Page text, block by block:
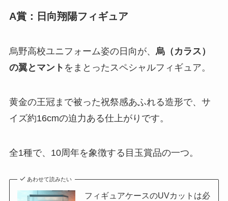
A賞：日向翔陽フィギュア
烏野高校ユニフォーム姿の日向が、 烏（カラス）
の翼とマント をまとったスペシャルフィギュア。
黄金の王冠まで被った祝祭感あふれる造形で、サ
イズ約16cmの迫力ある仕上がりです。
全1種で、10周年を象徴する目玉賞品の一つ。
あわせて読みたい
フィギュアケースのUVカットは必